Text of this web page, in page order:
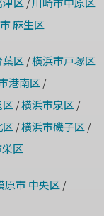
麻生区
区 /横浜市戸塚区
港南区 /
/横浜市泉区 /
/横浜市磯子区 /
区
原市 中央区 /